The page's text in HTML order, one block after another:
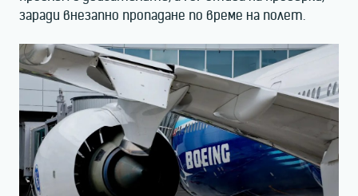
заради внезапно пропадане по време на полет.